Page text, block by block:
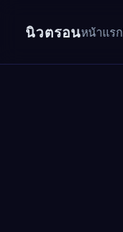
นิวตรอนหน้าแรก